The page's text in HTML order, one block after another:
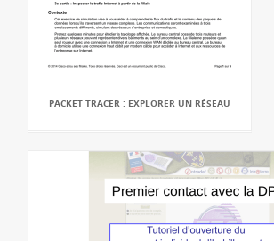
PACKET TRACER : EXPLORER UN RÉSEAU